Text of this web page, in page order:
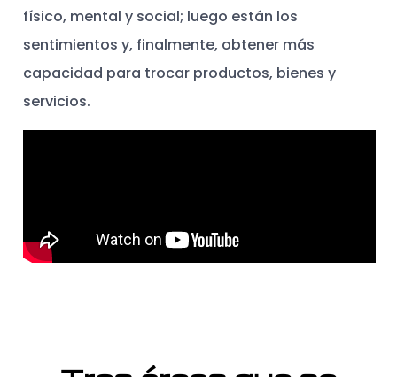
físico, mental y social; luego están los
sentimientos y, finalmente, obtener más
capacidad para trocar productos, bienes y
servicios.